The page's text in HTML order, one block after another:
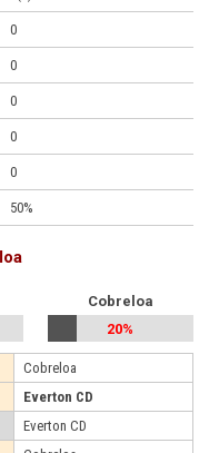
0
0
0
0
0
50%
Cobreloa
20%
Cobreloa
Everton CD
Everton CD